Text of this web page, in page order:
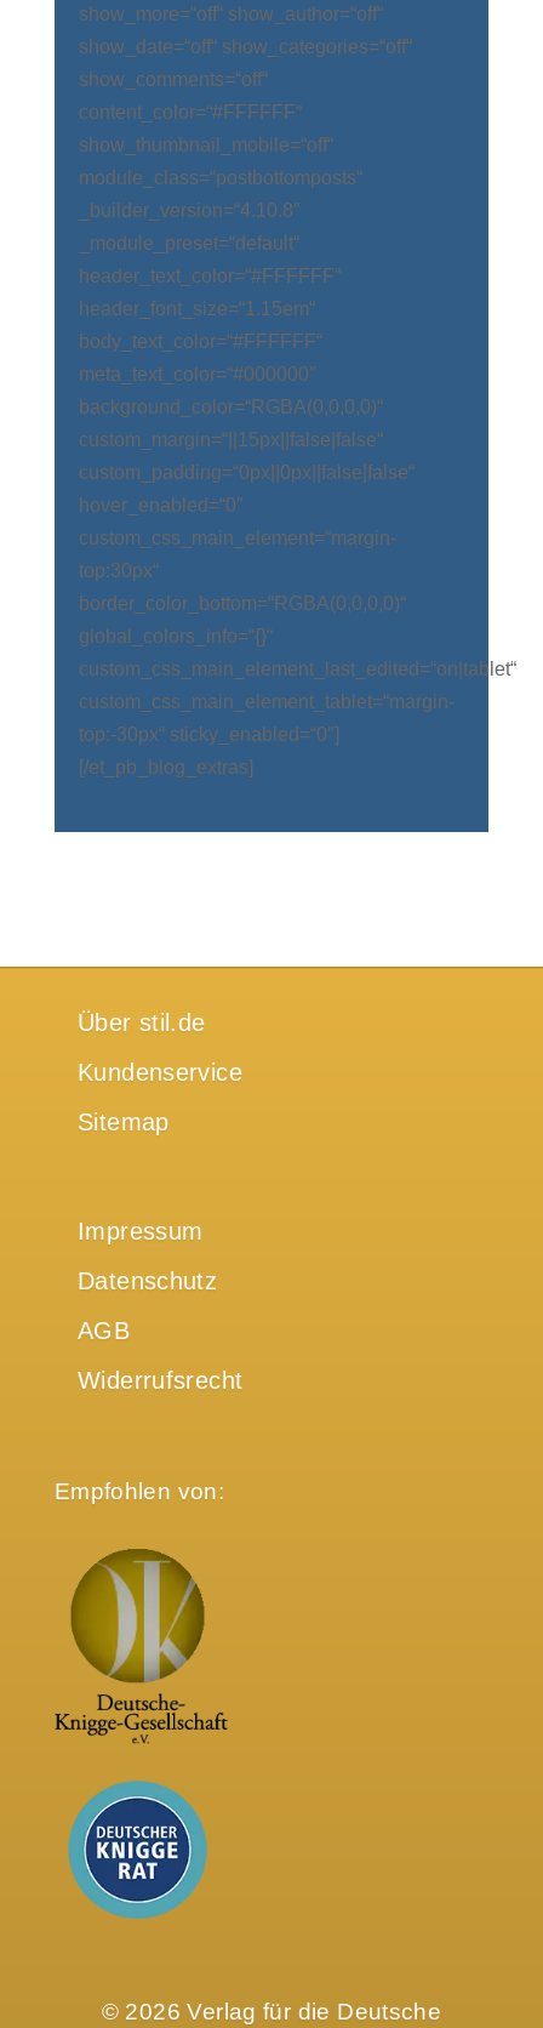
show_more=“off“ show_author=“off“
show_date=“off“ show_categories=“off“
show_comments=“off“
content_color=“#FFFFFF“
show_thumbnail_mobile=“off“
module_class=“postbottomposts“
_builder_version=“4.10.8″
_module_preset=“default“
header_text_color=“#FFFFFF“
header_font_size=“1.15em“
body_text_color=“#FFFFFF“
meta_text_color=“#000000″
background_color=“RGBA(0,0,0,0)“
custom_margin=“||15px||false|false“
custom_padding=“0px||0px||false|false“
hover_enabled=“0″
custom_css_main_element=“margin-
top:30px“
border_color_bottom=“RGBA(0,0,0,0)“
global_colors_info=“{}“
custom_css_main_element_last_edited=“on|tablet“
custom_css_main_element_tablet=“margin-
top:-30px“ sticky_enabled=“0″]
[/et_pb_blog_extras]
Über stil.de
Kundenservice
Sitemap
Impressum
Datenschutz
AGB
Widerrufsrecht
Empfohlen von:
© 2026 Verlag für die Deutsche